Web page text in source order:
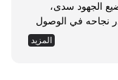
الجهود سدى،
نجاحه في الوصول
في دعوته، فلا
لهدف يسير، ولا تخطيط ينظم له المسير ويحدد له خطواته. كيفية
المزيد